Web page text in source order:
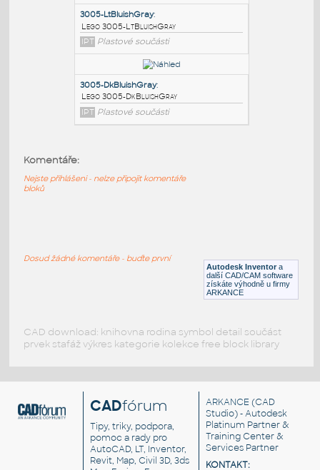
Lego 3005-White
IPT Plastové součásti
3005-MedDkFlesh:
Lego 3005-MedDkFlesh
IPT Plastové součásti
Lego 3005-LtBluishGray
Lego 3005-DkBluishGray
Autodesk Inventor a
další CAD/CAM software
získáte výhodně u firmy
ARKANCE
Komentáře:
Nejste přihlášeni - nelze připojit komentáře
bloků
Dosud žádné komentáře - buďte první
CAD download: knihovna rodina symbol detail součást
prvek stafáž výkres kategorie kolekce free block library
CADfórum
Tipy, triky, podpora,
pomoc a rady pro
AutoCAD, LT, Inventor,
Revit, Map, Civil 3D, 3ds
ARKANCE (CAD
Studio) - Autodesk
Platinum Partner &
Training Center &
Services Partner
KONTAKT: